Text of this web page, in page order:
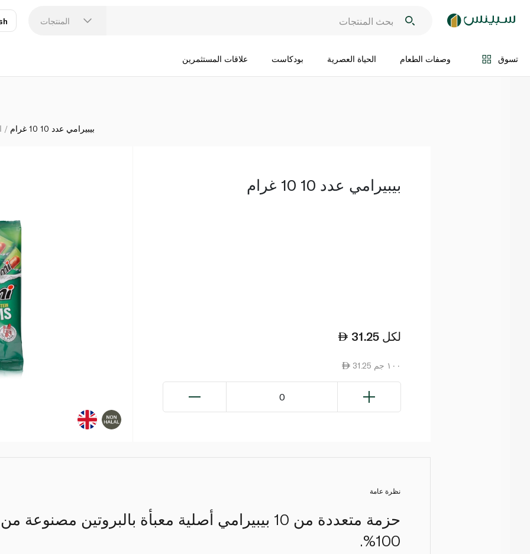
المنتجات
تسوق وصفات الطعام الحياة العصرية بودكاست علاقات المستثمرين
اضف الى السلة
بيبيرامي عدد 10 10 غرام
بيبيرامي عدد 10 10 غرام
31.25 لكل
31.25 ١٠٠ جم
0
نظرة عامة
حزمة متعددة من 10 بيبيرامي أصلية معبأة بالبروتين
100%.